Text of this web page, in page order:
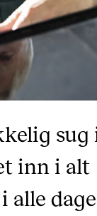
sug
inn i alt
alle